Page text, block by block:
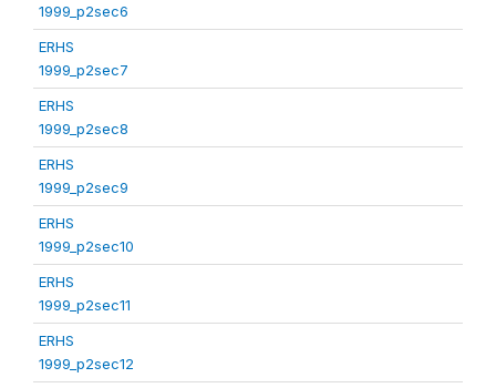
1999_p2sec6
ERHS
1999_p2sec7
ERHS
1999_p2sec8
ERHS
1999_p2sec9
ERHS
1999_p2sec10
ERHS
1999_p2sec11
ERHS
1999_p2sec12